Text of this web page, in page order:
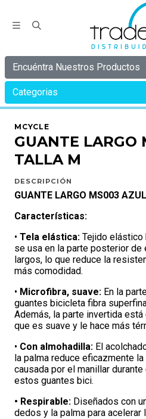
Encuéntra Nuestros Productos
Categorias
Inicio MCYCLE
MCYCLE
GUANTE LARGO
TALLA M
DESCRIPCIÓN
GUANTE LARGO MS003
Características:
• Tela elástica: Tejido elástico
se usa en la parte posterior
largos, lo que reduce la
más comodidad.
• Microfibra, suave: En la
guantes bicicleta fibra
Además, la parte invertida
que es suave y le hace más
• Con almohadilla: El
la palma reduce eficazmente
causada por el manillar
estos guantes bici.
• Respirable: Diseñados con
dedos y la palma para